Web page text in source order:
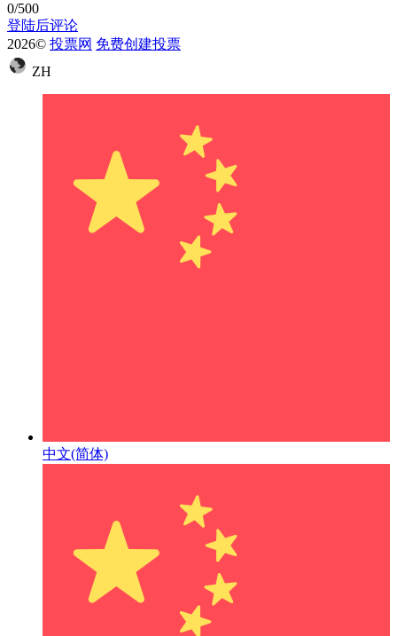
0/500
登陆后评论
2026© 投票网 免费创建投票
ZH
中文(简体)